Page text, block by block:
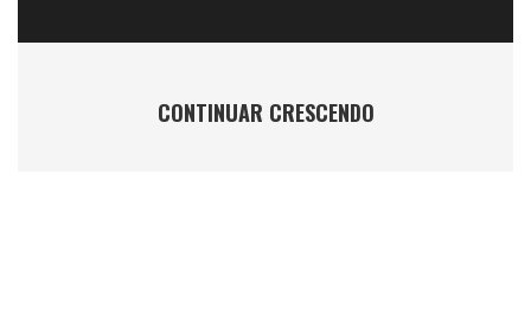
CONTINUAR CRESCENDO